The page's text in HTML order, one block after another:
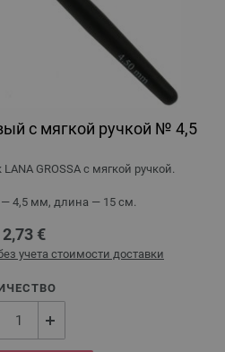
с мягкой ручкой № 4,5
GROSSA с мягкой ручкой.
4,5 мм, длина — 15 см.
2,73 €
учета стоимости доставки